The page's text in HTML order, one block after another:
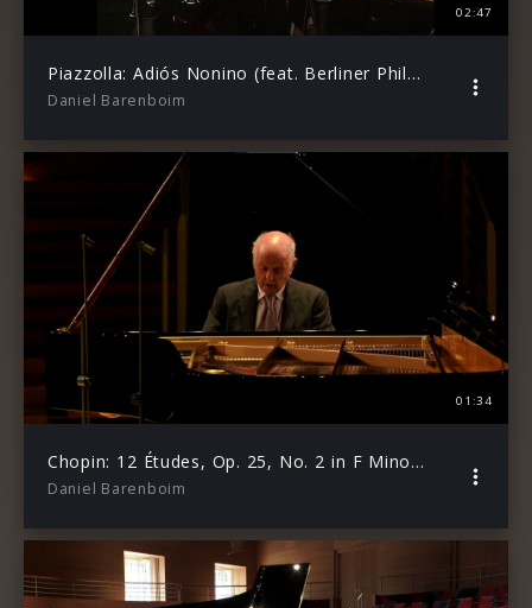
02:47
Piazzolla: Adiós Nonino (feat. Berliner Philharmoniker, arr. José Carli)
Daniel Barenboim
01:34
Chopin: 12 Études, Op. 25, No. 2 in F Minor “The Bees”
Daniel Barenboim